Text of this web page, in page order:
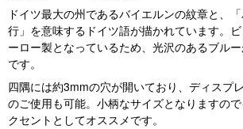
ドイツ最大の州であるバイエルンの紋章と、
行」を意味するドイツ語が描かれています。
ーロー製となっているため、光沢のあるブル
です。
四隅には約3mmの穴が開いており、ディスプ
のご使用も可能。小柄なサイズとなりますの
クセントとしてオススメです。